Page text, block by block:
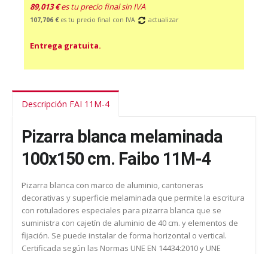
89,013 € es tu precio final sin IVA
107,706 € es tu precio final con IVA actualizar
Entrega gratuita.
Descripción FAI 11M-4
Pizarra blanca melaminada
100x150 cm. Faibo 11M-4
Pizarra blanca con marco de aluminio, cantoneras
decorativas y superficie melaminada que permite la escritura
con rotuladores especiales para pizarra blanca que se
suministra con cajetín de aluminio de 40 cm. y elementos de
fijación. Se puede instalar de forma horizontal o vertical.
Certificada según las Normas UNE EN 14434:2010 y UNE